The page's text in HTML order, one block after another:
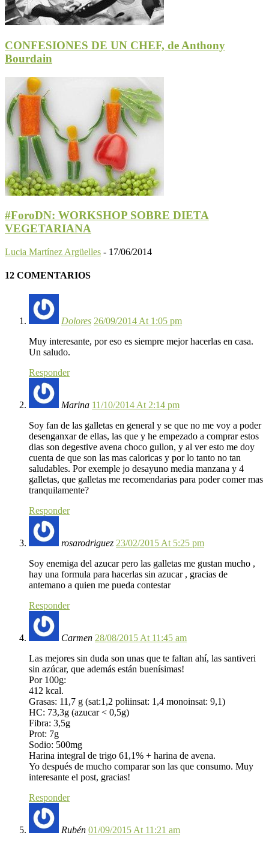
CONFESIONES DE UN CHEF, de Anthony
Bourdain
#ForoDN: WORKSHOP SOBRE DIETA
VEGETARIANA
Lucia Martínez Argüelles - 17/06/2014
12 COMENTARIOS
Dolores 26/09/2014 At 1:05 pm
Muy interesante, por eso es siempre mejor hacerlas en casa.
Un saludo.
Responder
Marina 11/10/2014 At 2:14 pm
Soy fan de las galletas en general y se que no me voy a poder
desenganxar de ellas, las que y he empezado a comprar estos
dias son degestive avena choco gullon, y al ver esto me doy
cuenta de que son las mas caloricas y por lo tanto no tan
saludables. Por exemple jo desayuno media manzana y 4
galletas, que galletas me recomendarias para poder comer mas
tranquilamente?
Responder
rosarodriguez 23/02/2015 At 5:25 pm
Soy enemiga del azucar pero las galletas me gustan mucho ,
hay una formula para hacerlas sin azucar , gracias de
antemano a quien me pueda contestar
Responder
Carmen 28/08/2015 At 11:45 am
Las mejores sin duda son unas que te faltan ahí, las santiveri
sin azúcar, que además están buenísimas!
Por 100g:
412 kcal.
Grasas: 11,7 g (sat:1,2 poliinsat: 1,4 monoinsat: 9,1)
HC: 73,3g (azucar < 0,5g)
Fibra: 3,5g
Prot: 7g
Sodio: 500mg
Harina integral de trigo 61,1% + harina de avena.
Yo después de mucho comparar son las que consumo. Muy
interesante el post, gracias!
Responder
Rubén 01/09/2015 At 11:21 am